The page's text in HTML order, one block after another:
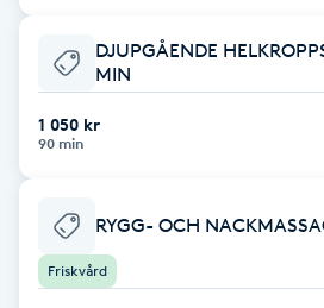
Blowout
Bottenfärg
Brynformning
DJUPGÅENDE
MIN
1 050 kr
90 min
RYGG- OCH
Friskvård